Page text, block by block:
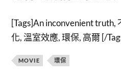
[Tags]An inconvenient truth,
化, 溫室效應, 環保, 高爾 [/
MOVIE 環保